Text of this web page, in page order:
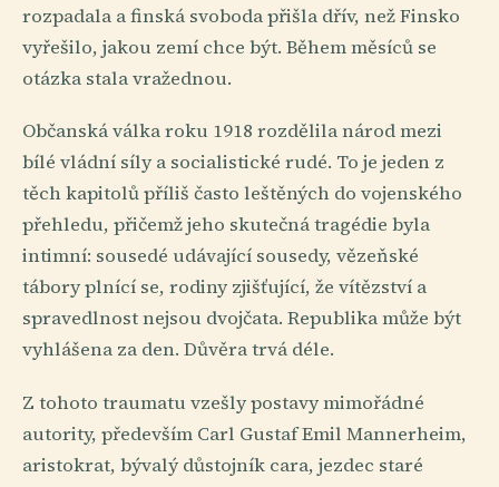
rozpadala a finská svoboda přišla dřív, než Finsko
vyřešilo, jakou zemí chce být. Během měsíců se
otázka stala vražednou.
Občanská válka roku 1918 rozdělila národ mezi
bílé vládní síly a socialistické rudé. To je jeden z
těch kapitolů příliš často leštěných do vojenského
přehledu, přičemž jeho skutečná tragédie byla
intimní: sousedé udávající sousedy, vězeňské
tábory plnící se, rodiny zjišťující, že vítězství a
spravedlnost nejsou dvojčata. Republika může být
vyhlášena za den. Důvěra trvá déle.
Z tohoto traumatu vzešly postavy mimořádné
autority, především Carl Gustaf Emil Mannerheim,
aristokrat, bývalý důstojník cara, jezdec staré